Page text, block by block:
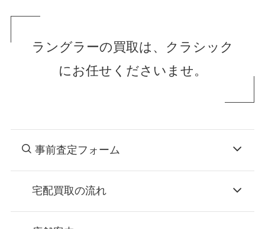
ラングラーの買取は、クラシック
にお任せくださいませ。
事前査定フォーム
宅配買取の流れ
お申込み